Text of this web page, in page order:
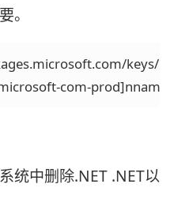
。
microsoft-com-
统中删除.NET .NET以